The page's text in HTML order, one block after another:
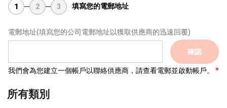
1 2 3 填寫您的電郵地址
電郵地址(填寫您的公司電郵地址以獲取供應商的迅速回覆)
確認
我們會為您建立一個帳戶以聯絡供應商，請查看電郵並啟動帳戶。
所有類別